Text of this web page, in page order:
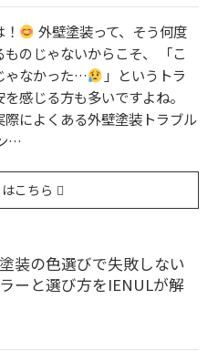
外壁塗装って、そう何度
ものじゃないからこそ、 「こ
ゃなかった…
」というトラ
を感じる方も多いですよね。
際によくある外壁塗装トラブル
…
こちら
装の色選びで失敗しない
ーと選び方をIENULが解